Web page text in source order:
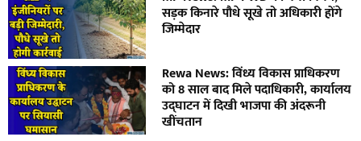
सड़क किनारे पौधे सूखे तो अधिकारी होंगे
जिम्मेदार
Rewa News: विंध्य विकास प्राधिकरण
को 8 साल बाद मिले पदाधिकारी, कार्यालय
उद्घाटन में दिखी भाजपा की अंदरूनी
खींचतान